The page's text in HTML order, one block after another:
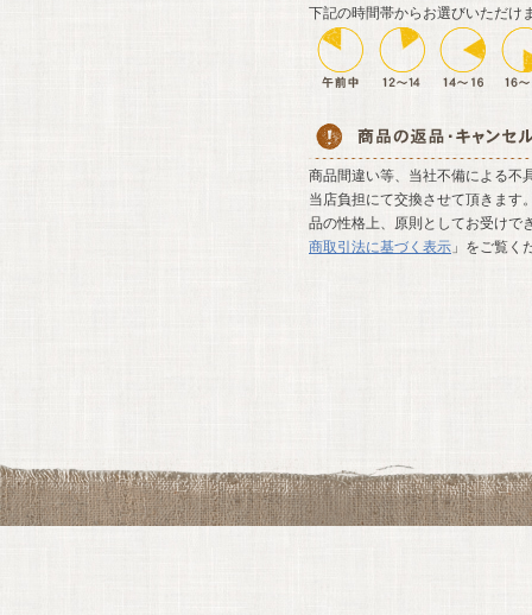
下記の時間帯からお選びいただけ
商品間違い等、当社不備による不
当店負担にて交換させて頂きます
品の性格上、原則としてお受けで
商取引法に基づく表示 」をご覧く